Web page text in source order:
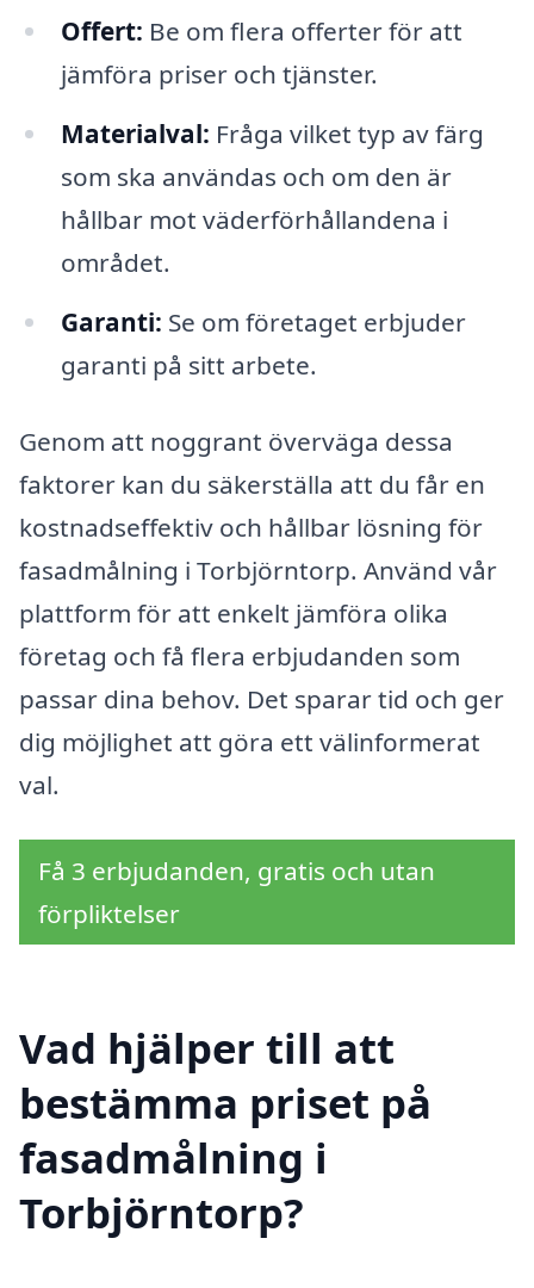
Offert: Be om flera offerter för att
jämföra priser och tjänster.
Materialval: Fråga vilket typ av färg
som ska användas och om den är
hållbar mot väderförhållandena i
området.
Garanti: Se om företaget erbjuder
garanti på sitt arbete.
Genom att noggrant överväga dessa
faktorer kan du säkerställa att du får en
kostnadseffektiv och hållbar lösning för
fasadmålning i Torbjörntorp. Använd vår
plattform för att enkelt jämföra olika
företag och få flera erbjudanden som
passar dina behov. Det sparar tid och ger
dig möjlighet att göra ett välinformerat
val.
Få 3 erbjudanden, gratis och utan
förpliktelser
Vad hjälper till att
bestämma priset på
fasadmålning i
Torbjörntorp?